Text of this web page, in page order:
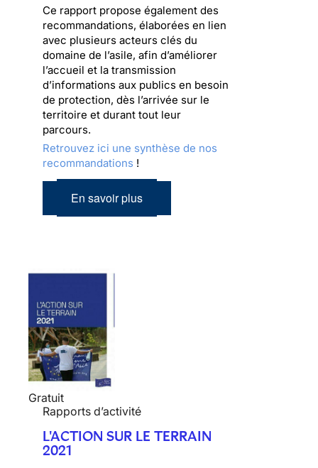
Ce rapport propose également des
recommandations, élaborées en lien
avec plusieurs acteurs clés du
domaine de l’asile, afin d’améliorer
l’accueil et la transmission
d’informations aux publics en besoin
de protection, dès l’arrivée sur le
territoire et durant tout leur
parcours.
Retrouvez ici une synthèse de nos
recommandations !
En savoir plus
Gratuit
Rapports d’activité
L'ACTION SUR LE TERRAIN
2021